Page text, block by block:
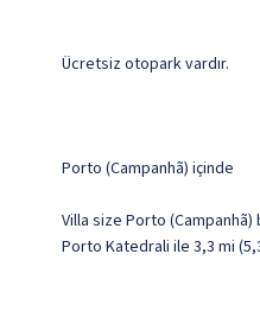
Ücretsiz otopark vardır.
Porto (Campanhã) içinde
Villa size Porto
Porto Katedrali ile 3,3 mi